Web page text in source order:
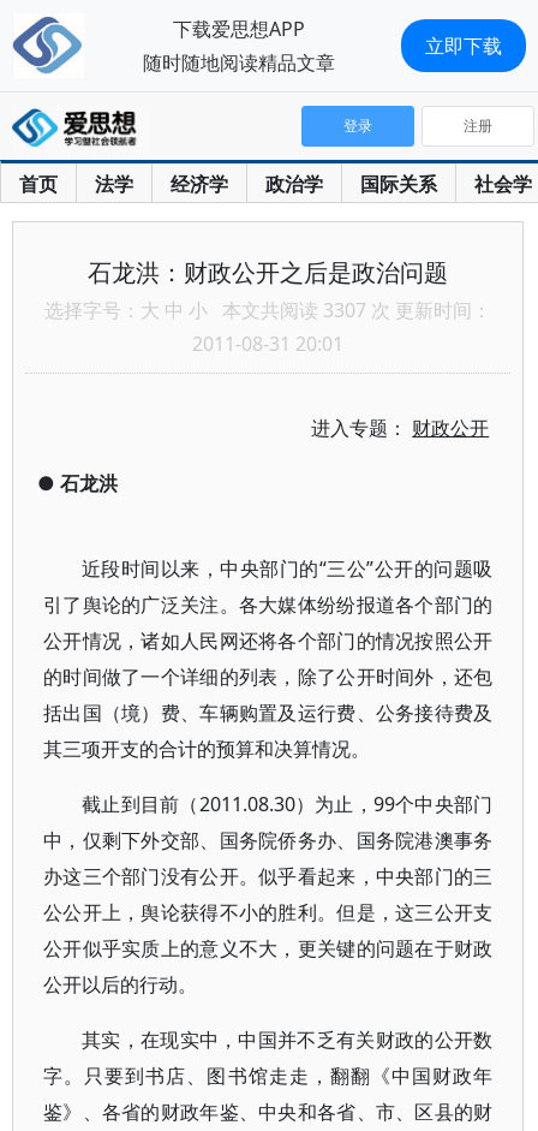
首页 法学 经济学 政治学 国际关系 社会学
登录 注册
石龙洪：财政公开之后是政治问题
选择字号： 大 中 小 本文共阅读 3307 次 更新时间：
2011-08-31 20:01
进入专题： 财政公开
● 石龙洪
近段时间以来，中央部门的“三公”公开的问题吸
引了舆论的广泛关注。各大媒体纷纷报道各个部门的
公开情况，诸如人民网还将各个部门的情况按照公开
的时间做了一个详细的列表，除了公开时间外，还包
括出国（境）费、车辆购置及运行费、公务接待费及
其三项开支的合计的预算和决算情况。
截止到目前（2011.08.30）为止，99个中央部门
中，仅剩下外交部、国务院侨务办、国务院港澳事务
办这三个部门没有公开。似乎看起来，中央部门的三
公公开上，舆论获得不小的胜利。但是，这三公开支
公开似乎实质上的意义不大，更关键的问题在于财政
公开以后的行动。
其实，在现实中，中国并不乏有关财政的公开数
字。只要到书店、图书馆走走，翻翻《中国财政年
鉴》、各省的财政年鉴、中央和各省、市、区县的财
下载爱思想APP
随时随地阅读精品文章
立即下载